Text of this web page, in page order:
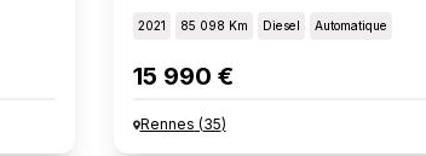
2021 85 098 Km Diesel Automatique
15 990 €
Rennes (35)